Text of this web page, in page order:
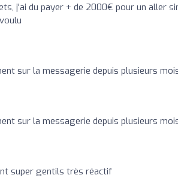
j'ai du payer + de 2000€ pour un aller
sur la messagerie depuis plusieurs
sur la messagerie depuis plusieurs
super gentils très réactif